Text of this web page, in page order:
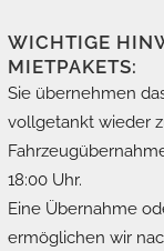
WICHTIGE
MIETPAKETS:
Sie übernehmen
vollgetankt wieder
18:00 Uhr.
Eine Übernahme
ermöglichen wir